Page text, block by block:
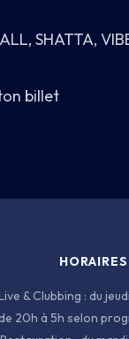
SHATTA,
billet
HORAIRES
& Clubbing : du
20h à 5h selon